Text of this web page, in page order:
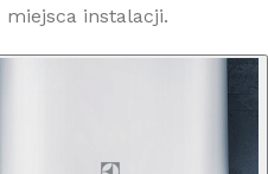
instalacji.